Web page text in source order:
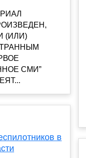
(ИЛИ)
СМИ”
в